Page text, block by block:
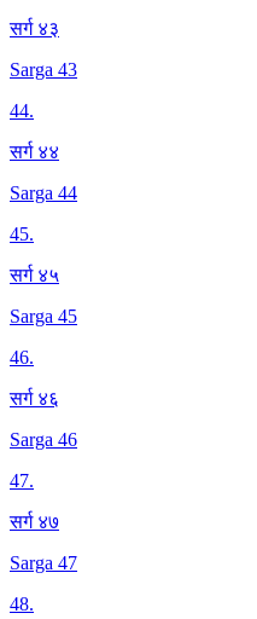
सर्ग ४३
Sarga 43
44.
सर्ग ४४
Sarga 44
45.
सर्ग ४५
Sarga 45
46.
सर्ग ४६
Sarga 46
47.
सर्ग ४७
Sarga 47
48.